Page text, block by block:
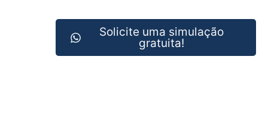
Solicite uma simulação
gratuita!